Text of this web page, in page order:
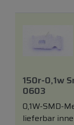
150r-0,1w
0603
0,1W-SMD-
lieferbar